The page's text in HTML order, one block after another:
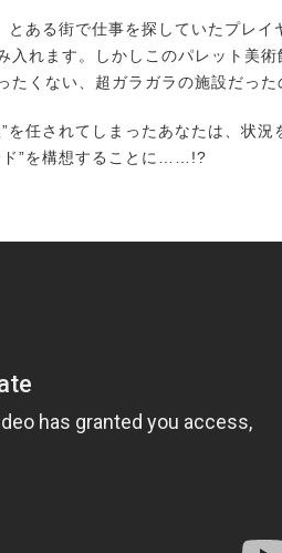
ある街で仕事を探していたプレイ
入れます。しかしこのパレット美
たくない、超ガラガラの施設だった
任されてしまったあなたは、状況
ド”を構想することに……!?